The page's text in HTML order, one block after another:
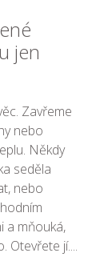
jen
Zavřeme
nebo
Někdy
seděla
nebo
a mňouká,
Otevřete jí....